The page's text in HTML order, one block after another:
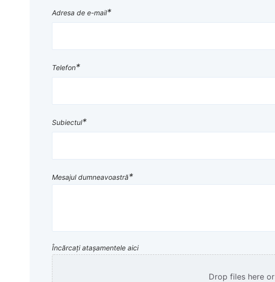
Adresa de e-mail*
Telefon*
Subiectul*
Mesajul dumneavoastră*
Încărcați atașamentele aici
Drop files here or